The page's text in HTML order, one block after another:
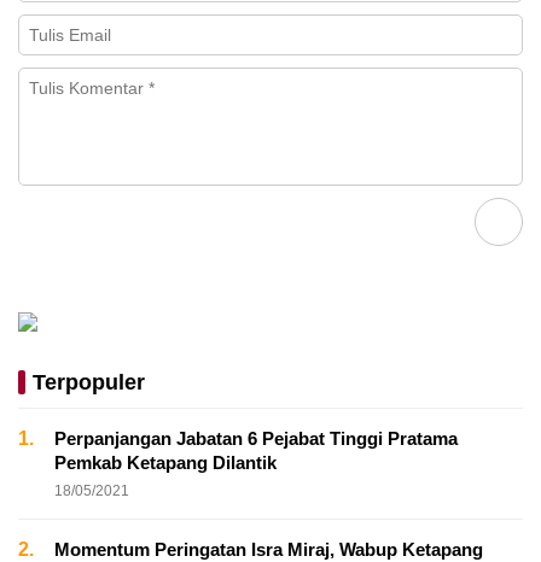
Terpopuler
1.
Perpanjangan Jabatan 6 Pejabat Tinggi Pratama
Pemkab Ketapang Dilantik
18/05/2021
2.
Momentum Peringatan Isra Miraj, Wabup Ketapang